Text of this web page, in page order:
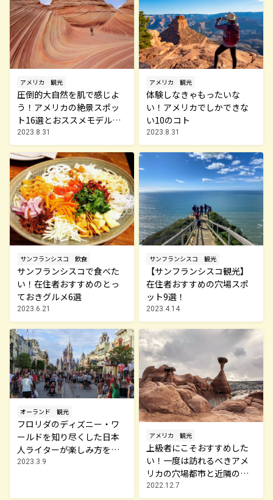
アメリカ 観光
圧倒的大自然を肌で感じよ
う！アメリカの絶景スポッ
ト16選とおススメモデルコ
ース
2023.8.31
アメリカ 観光
体験しなきゃもったいな
い！アメリカでしかできな
い10のコト
2023.8.31
サンフランシスコ 飲食
サンフランシスコで食べた
い！在住者おすすめのとっ
ておきグルメ6選
2023.6.21
サンフランシスコ 観光
【サンフランシスコ観光】
在住者おすすめの穴場スポ
ット9選！
2023.4.14
オーランド 観光
フロリダのディズニー・ワ
ールドを知り尽くした日本
人ライターが楽しみ方を伝
授
2023.3.9
アメリカ 観光
上級者にこそおすすめした
い！一度は訪れるべきアメ
リカの穴場都市と近隣のお
すすめスポット5選
2022.12.7